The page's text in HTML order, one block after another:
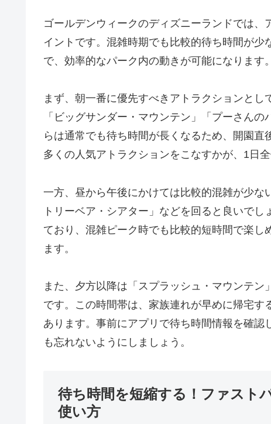
ゴールデンウィークのディズニーランドでは
イントです。混雑時期でも比較的待ち時間が
で、効率的なパーク内の動きが可能になります。
まず、朝一番に優先すべきアトラクションとし
「ビッグサンダー・マウンテン」「プーさん
らは通常でも待ち時間が長くなるため、開園
多くの人気アトラクションをこなすかが、1日
一方、昼から午後にかけては比較的混雑が少
トリーベア・シアター」などを回ると良いで
ており、混雑ピーク時でも比較的短時間で楽
ます。
また、夕方以降は「スプラッシュ・マウンテ
です。この時間帯は、家族連れが早めに帰宅
あります。事前にアプリで待ち時間情報を確
も忘れないようにしましょう。
待ち時間を短縮する！ファスト
使い方